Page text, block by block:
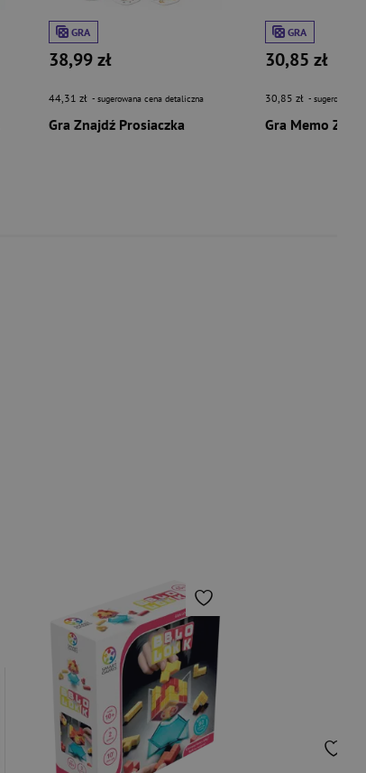
GRA
38,99 zł
44,31 zł - sugerowana cena detaliczna
Gra Znajdź Prosiaczka
GRA
30,85 zł
30,85 zł - sugerowana